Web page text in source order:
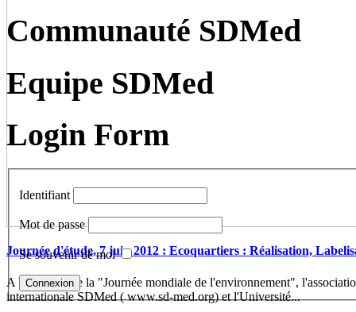
Journée d'étude, 7 juin 2012 : Ecoquartiers : Réalisation,
A l'occasion de la "Journée mondiale de l'environnement",
internationale SDMed ( www.sd-med.org) et l'Université...
Communauté SDMed
Equipe SDMed
Login Form
Identifiant
Mot de passe
Se souvenir de moi